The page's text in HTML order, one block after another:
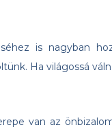
is nagyban
Ha világossá
van az